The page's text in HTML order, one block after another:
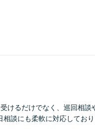
けるだけでなく、巡回相
談にも柔軟に対応してお